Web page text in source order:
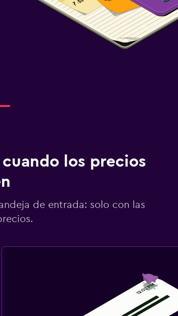
los precios
de entrada: solo con las